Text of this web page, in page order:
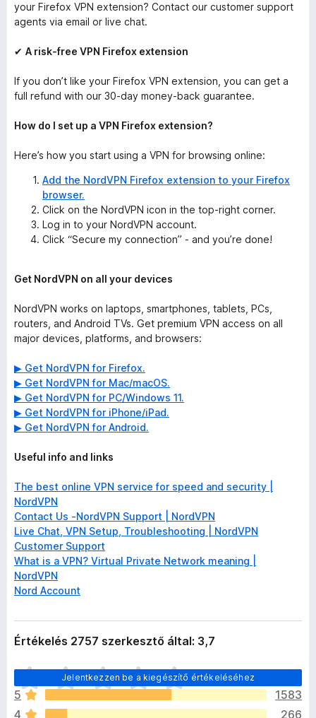
your Firefox VPN extension? Contact our customer support
agents via email or live chat.
✔ A risk-free VPN Firefox extension
If you don’t like your Firefox VPN extension, you can get a
full refund with our 30-day money-back guarantee.
How do I set up a VPN Firefox extension?
Here’s how you start using a VPN for browsing online:
Add the NordVPN Firefox extension to your Firefox
browser.
Click on the NordVPN icon in the top-right corner.
Log in to your NordVPN account.
Click “Secure my connection” - and you’re done!
Get NordVPN on all your devices
NordVPN works on laptops, smartphones, tablets, PCs,
routers, and Android TVs. Get premium VPN access on all
major devices, platforms, and browsers:
▶ Get NordVPN for Firefox.
▶ Get NordVPN for Mac/macOS.
▶ Get NordVPN for PC/Windows 11.
▶ Get NordVPN for iPhone/iPad.
▶ Get NordVPN for Android.
Useful info and links
The best online VPN service for speed and security |
NordVPN
Contact Us -NordVPN Support | NordVPN
Live Chat, VPN Setup, Troubleshooting | NordVPN
Customer Support
What is a VPN? Virtual Private Network meaning |
NordVPN
Nord Account
Értékelés 2757 szerkesztő által: 3,7
Jelentkezzen be a kiegészítő értékeléséhez
M
é
g
5
1583
4
266